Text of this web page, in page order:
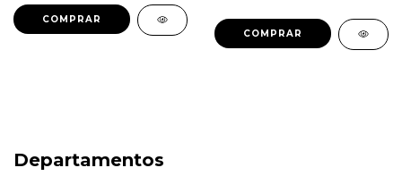
COMPRAR
COMPRAR
Departamentos